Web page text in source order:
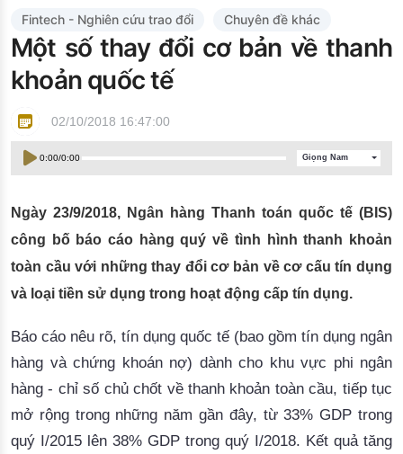
Đào tạo ISO
Fintech - Nghiên cứu trao đổi Chuyên đề khác
Một số thay đổi cơ bản về thanh
khoản quốc tế
02/10/2018 16:47:00
0:00/0:00 Giọng Nam
Ngày 23/9/2018, Ngân hàng Thanh toán quốc tế (BIS)
công bố báo cáo hàng quý về tình hình thanh khoản
toàn cầu với những thay đổi cơ bản về cơ cấu tín dụng
và loại tiền sử dụng trong hoạt động cấp tín dụng.
Báo cáo nêu rõ, tín dụng quốc tế (bao gồm tín dụng ngân
hàng và chứng khoán nợ) dành cho khu vực phi ngân
hàng - chỉ số chủ chốt về thanh khoản toàn cầu, tiếp tục
mở rộng trong những năm gần đây, từ 33% GDP trong
quý I/2015 lên 38% GDP trong quý I/2018. Kết quả tăng